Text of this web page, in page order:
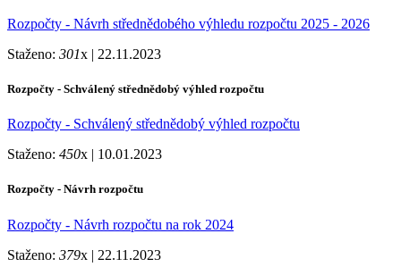
Rozpočty - Návrh střednědobého výhledu rozpočtu 2025 - 2026
Staženo: 301x | 22.11.2023
Rozpočty - Schválený střednědobý výhled rozpočtu
Rozpočty - Schválený střednědobý výhled rozpočtu
Staženo: 450x | 10.01.2023
Rozpočty - Návrh rozpočtu
Rozpočty - Návrh rozpočtu na rok 2024
Staženo: 379x | 22.11.2023